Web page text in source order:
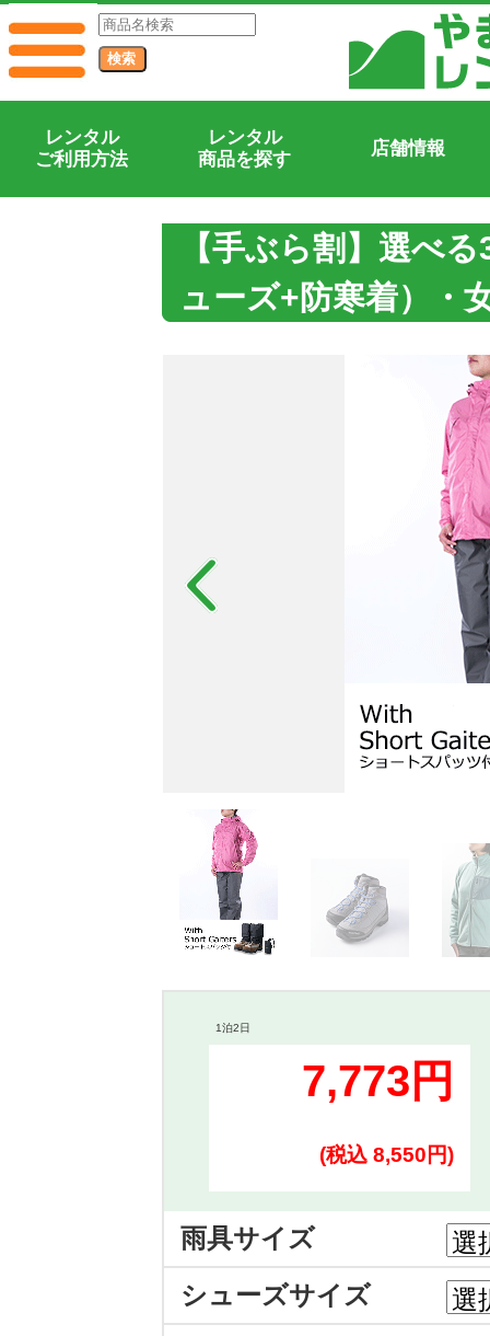
レンタル
ご利用方法
レンタル
商品を探す
店舗情報
【手ぶら割】選べ
ューズ+防寒着）・
1泊2日
7,773円
(税込 8,550円)
雨具サイズ
シューズサイズ